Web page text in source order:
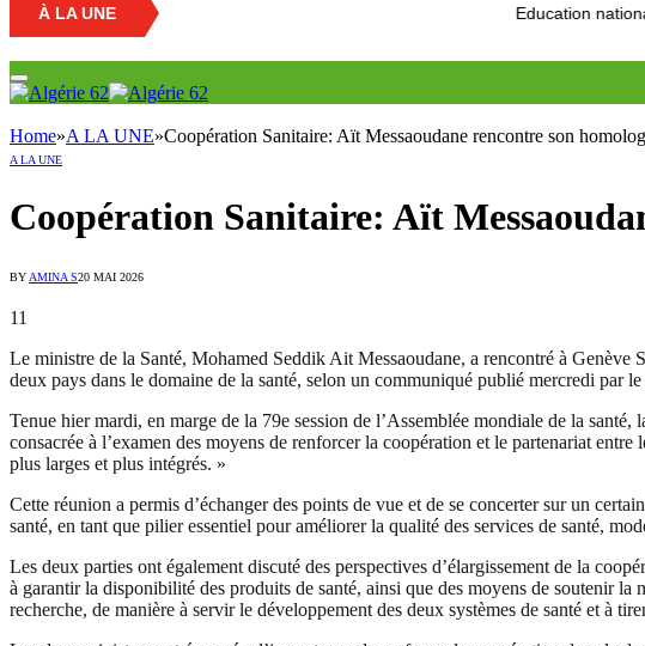
À LA UNE Education nationale : Louisa
Home»A LA UNE»Coopération Sanitaire: Aït Messaoudane rencontre son
A LA UNE
Coopération Sanitaire: Aït
BYAMINA S20 MAI 2026
11
Le ministre de la Santé, Mohamed Seddik Ait Messaoudane, a rencontré à
deux pays dans le domaine de la santé, selon un communiqué publié mercredi par
Tenue hier mardi, en marge de la 79e session de l’Assemblée mondiale de la
consacrée à l’examen des moyens de renforcer la coopération et le partenariat
plus larges et plus intégrés. »
Cette réunion a permis d’échanger des points de vue et de se concerter sur un
santé, en tant que pilier essentiel pour améliorer la qualité des services de santé,
Les deux parties ont également discuté des perspectives d’élargissement de la
à garantir la disponibilité des produits de santé, ainsi que des moyens de soutenir la
recherche, de manière à servir le développement des deux systèmes de santé et à